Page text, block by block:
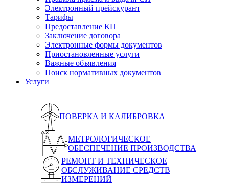
Электронный прейскурант
Тарифы
Предоставление КП
Заключение договора
Электронные формы документов
Приостановленные услуги
Важные объявления
Поиск нормативных документов
Услуги
ПОВЕРКА И КАЛИБРОВКА
МЕТРОЛОГИЧЕСКОЕ
ОБЕСПЕЧЕНИЕ ПРОИЗВОДСТВА
РЕМОНТ И ТЕХНИЧЕСКОЕ
ОБСЛУЖИВАНИЕ СРЕДСТВ
ИЗМЕРЕНИЙ